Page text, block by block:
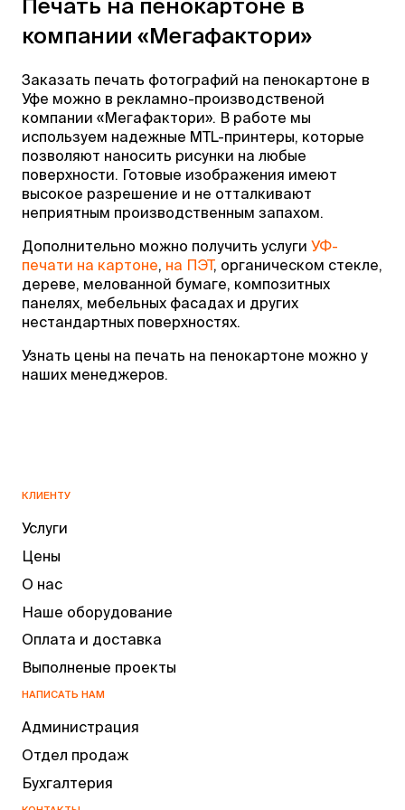
Печать на пенокартоне в
компании «Мегафактори»
Заказать печать фотографий на пенокартоне в
Уфе можно в рекламно-производственой
компании «Мегафактори». В работе мы
используем надежные MTL-принтеры, которые
позволяют наносить рисунки на любые
поверхности. Готовые изображения имеют
высокое разрешение и не отталкивают
неприятным производственным запахом.
Дополнительно можно получить услуги УФ-
печати на картоне, на ПЭТ, органическом стекле,
дереве, мелованной бумаге, композитных
панелях, мебельных фасадах и других
нестандартных поверхностях.
Узнать цены на печать на пенокартоне можно у
наших менеджеров.
КЛИЕНТУ
Услуги
Цены
О нас
Наше оборудование
Оплата и доставка
Выполненые проекты
НАПИСАТЬ НАМ
Администрация
Отдел продаж
Бухгалтерия